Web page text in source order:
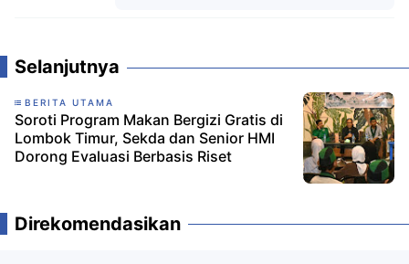
Selanjutnya
BERITA UTAMA
Soroti Program Makan Bergizi Gratis di
Lombok Timur, Sekda dan Senior HMI
Dorong Evaluasi Berbasis Riset
Direkomendasikan